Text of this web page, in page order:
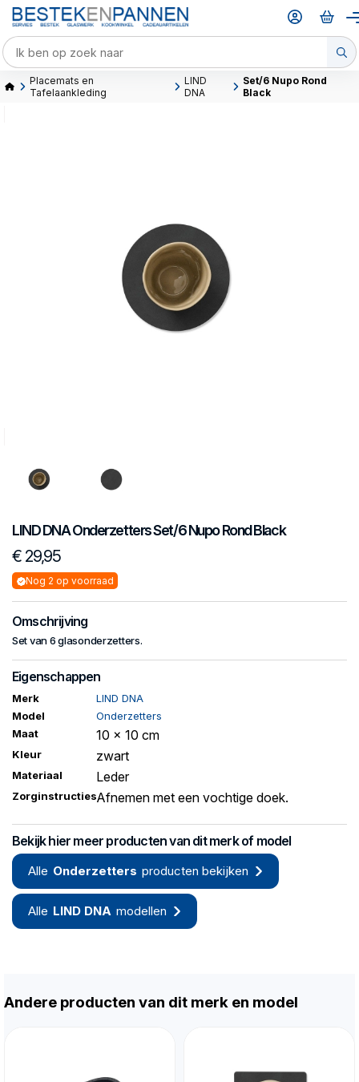
Placemats en
Tafelaankleding
LIND
DNA
Set/6 Nupo Rond
Black
LIND DNAOnderzettersSet/6 Nupo Rond Black
€ 29,95
Nog 2 op voorraad
Omschrijving
Set van 6 glasonderzetters.
Eigenschappen
Merk
LIND DNA
Model
Onderzetters
Maat
10 x 10 cm
Kleur zwart
Materiaal Leder
ZorginstructiesAfnemen met een vochtige doek.
Bekijk hier meer producten van dit merk of model
Alle Onderzetters producten bekijken
Alle LIND DNA modellen
Andere producten van dit merk en model